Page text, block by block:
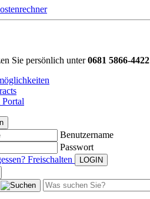
Sie persönlich unter0681 5866-4422
Portal
Benutzername
Passwort
Freischalten